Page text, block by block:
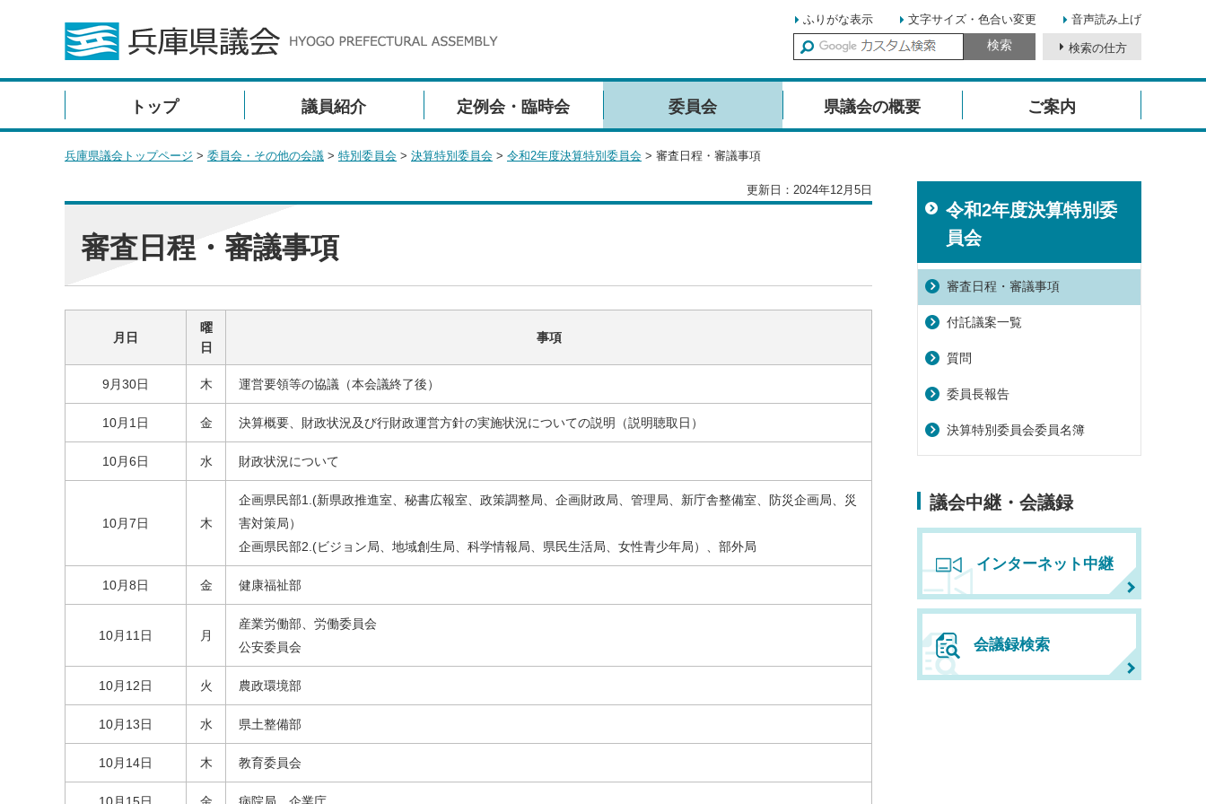
ふりがな表示 文字サイズ・色合い変更 音声読み上げ
検
検索の仕方
トップ 議員紹介 定例会・臨時会 委員会 県議会の概要 ご案内
兵庫県議会トップページ > 委員会・その他の会議 > 特別委員会 > 決算特別委員会 > 令和2年度決算特別委員会 > 審査日程・審議事項
更新日：2024年12月5日
審査日程・審議事項
月日
曜
日
事項
9月30日 木 運営要領等の協議（本会議終了後）
10月1日 金 決算概要、財政状況及び行財政運営方針の実施状況についての説明（説明聴取日）
10月6日 水 財政状況について
10月7日 木
企画県民部1.(新県政推進室、秘書広報室、政策調整局、企画財政局、管理局、新庁舎整備室、防災企画局、災
害対策局）
企画県民部2.(ビジョン局、地域創生局、科学情報局、県民生活局、女性青少年局）、部外局
10月8日 金 健康福祉部
10月11日 月
産業労働部、労働委員会
公安委員会
10月12日 火 農政環境部
10月13日 水 県土整備部
10月14日 木 教育委員会
10月15日 金 病院局、企業庁
令和2年度決算特別委
員会
審査日程・審議事項
付託議案一覧
質問
委員長報告
決算特別委員会委員名簿
議会中継・会議録
インターネット中継
会議録検索